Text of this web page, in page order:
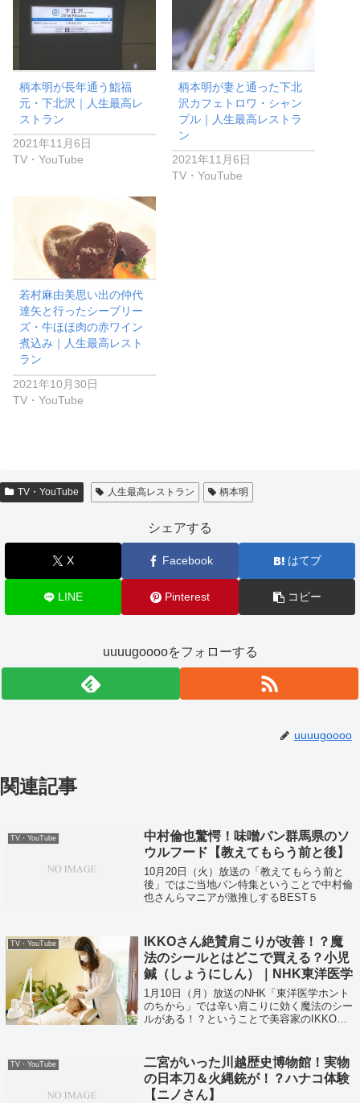
柄本明が長年通う鮨福
元・下北沢｜人生最高レ
ストラン
2021年11月6日
TV・YouTube
柄本明が妻と通った下北
沢カフェトロワ・シャン
プル｜人生最高レストラ
ン
2021年11月6日
TV・YouTube
若村麻由美思い出の仲代
達矢と行ったシーブリー
ズ・牛ほほ肉の赤ワイン
煮込み｜人生最高レスト
ラン
2021年10月30日
TV・YouTube
TV・YouTube 人生最高レストラン 柄本明
シェアする
X Facebook はてブ
LINE Pinterest コピー
uuuugooooをフォローする
uuuugoooo
関連記事
TV・YouTube
中村倫也驚愕！味噌パン群馬県のソ
ウルフード【教えてもらう前と後】
10月20日（火）放送の「教えてもらう前と
後」ではご当地パン特集ということで中村倫
也さんらマニアが激推しするBEST５
TV・YouTube
IKKOさん絶賛肩こりが改善！？魔
法のシールとはどこで買える？小児
鍼（しょうにしん）｜NHK東洋医学
1月10日（月）放送のNHK「東洋医学ホント
のちから」では辛い肩こりに効く魔法のシー
ルがある！？ということで美容家のIKKOさ
TV・YouTube
二宮がいった川越歴史博物館！実物
の日本刀＆火縄銃が！？ハナコ体験
【ニノさん】